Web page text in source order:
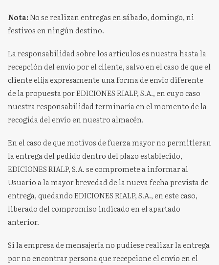
Nota:No se realizan entregas en sábado, domingo, ni
festivos en ningún destino.
La responsabilidad sobre los artículos es nuestra hasta la
recepción del envío por el cliente, salvo en el caso de que el
cliente elija expresamente una forma de envío diferente
de la propuesta por EDICIONES RIALP, S.A., en cuyo caso
nuestra responsabilidad terminaría en el momento de la
recogida del envío en nuestro almacén.
En el caso de que motivos de fuerza mayor no permitieran
la entrega del pedido dentro del plazo establecido,
EDICIONES RIALP, S.A. se compromete a informar al
Usuario a la mayor brevedad de la nueva fecha prevista de
entrega, quedando EDICIONES RIALP, S.A., en este caso,
liberado del compromiso indicado en el apartado
anterior.
Si la empresa de mensajería no pudiese realizar la entrega
por no encontrar persona que recepcione el envío en el